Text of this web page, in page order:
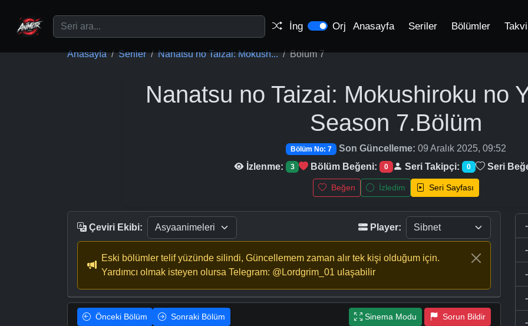
İng Orj Anasayfa Seriler Bölümler
Anasayfa Seriler Nanatsu no Taizai: Mokush... Bölüm 7
Nanatsu no Taizai: Mokushiroku no
Season 7.Bölüm
Bölüm No: 7 Son Güncelleme: 09 Aralık 2025, 09:52
İzlenme:
3 Bölüm Beğeni: 0 Seri Takipçi: 0 Seri
Beğen İzledim Seri Sayfası
Çeviri Ekibi: Player:
Eski bölümler telif yüzünde silindi, Güncellemem zaman alır tek kişi olduğum için.
Yardımcı olmak isteyen olursa Telegram: @Lordgrim_01 ulaşabilir
Önceki Bölüm Sonraki Bölüm Sinema Modu Sorun Bildir